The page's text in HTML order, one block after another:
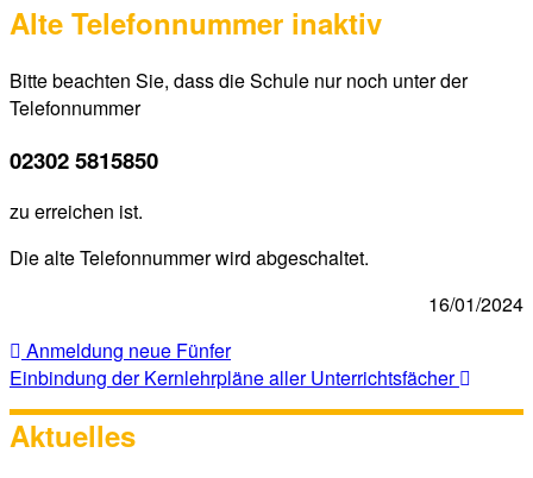
Alte Telefonnummer inaktiv
Bitte beachten Sie, dass die Schule nur noch unter der
Telefonnummer
02302 5815850
zu erreichen ist.
Die alte Telefonnummer wird abgeschaltet.
16/01/2024
Anmeldung neue Fünfer
Einbindung der Kernlehrpläne aller Unterrichtsfächer
Aktuelles